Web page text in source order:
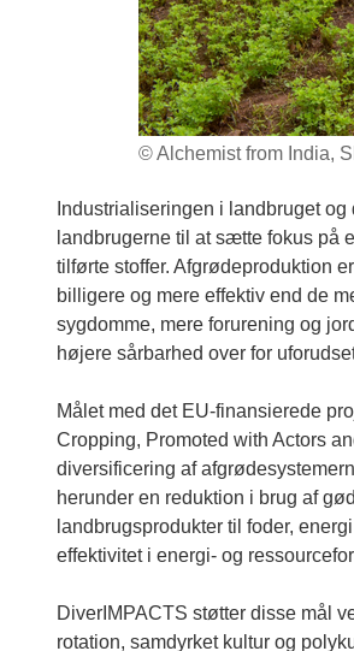
© Alchemist from India,
Industrialiseringen i landbruget
landbrugerne til at sætte fokus på
tilførte stoffer. Afgrødeproduktion
billigere og mere effektiv end de
sygdomme, mere forurening og
højere sårbarhed over for
Målet med det EU-finansierede
Cropping, Promoted with Actors
diversificering af
herunder en reduktion i brug af
landbrugsprodukter til foder,
effektivitet i energi- og
DiverIMPACTS støtter disse mål
rotation, samdyrket kultur og